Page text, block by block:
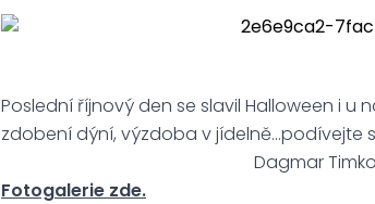
Poslední říjnový den se slavil Halloween i u
zdobení dýní, výzdoba v jídelně…podívejte
Dagmar
Fotogalerie zde.